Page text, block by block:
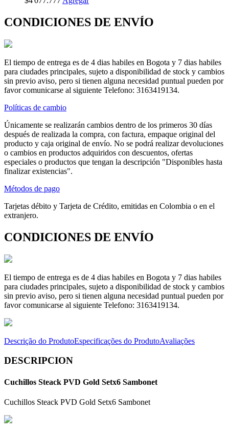
CONDICIONES DE ENVÍO
El tiempo de entrega es de 4 dias habiles en Bogota y 7 dias habiles
para ciudades principales, sujeto a disponibilidad de stock y cambios
sin previo aviso, pero si tienen alguna necesidad puntual pueden por
favor comunicarse al siguiente Telefono: 3163419134.
Políticas de cambio
Únicamente se realizarán cambios dentro de los primeros 30 días
después de realizada la compra, con factura, empaque original del
producto y caja original de envío. No se podrá realizar devoluciones
o cambios en productos adquiridos con descuentos, ofertas
especiales o productos que tengan la descripción "Disponibles hasta
finalizar existencias".
Métodos de pago
Tarjetas débito y Tarjeta de Crédito, emitidas en Colombia o en el
extranjero.
CONDICIONES DE ENVÍO
El tiempo de entrega es de 4 dias habiles en Bogota y 7 dias habiles
para ciudades principales, sujeto a disponibilidad de stock y cambios
sin previo aviso, pero si tienen alguna necesidad puntual pueden por
favor comunicarse al siguiente Telefono: 3163419134.
Descrição do ProdutoEspecificações do ProdutoAvaliações
DESCRIPCION
Cuchillos Steack PVD Gold Setx6 Sambonet
Cuchillos Steack PVD Gold Setx6 Sambonet